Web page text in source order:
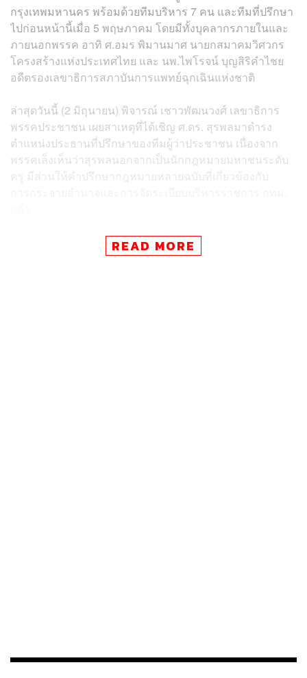
กรุงเทพมหานคร พร้อมด้วยทีมบริหาร 7 คน และทีมที่ปรึกษา
ไปก่อนหน้านี้เมื่อ 5 พฤษภาคม โดยมีทั้งบุคลากรภายในและ
ภายนอกพรรค อาทิ ศ.อมร พิมานมาศ นายกสมาคมวิศวกร
โครงสร้างแห่งประเทศไทย และ นพ.ไพโรจน์ บุญสิริคำไชย
อดีตรองเลขาธิการสภาบันการแพทย์ฉุกเฉินแห่งชาติ
ล่าสุดวันนี้ (2 มิถุนายน) พิจารณ์ เชาวพัฒนวงศ์ เลขาธิการ
พรรคประชาชน เผยสาเหตุที่ได้เชิญ ศ.ดร. สุรพลมาดำรง
ตำแหน่งประธานที่ปรึกษาของทีมผู้ว่าประชาชน เนื่องจาก
พรรคเล็งเห็นว่าสุรพลนอกจากเป็นนักกฎหมายมหาชนระดับ
ครู มีส่วนให้คำปรึกษากฎหมายหลายฉบับที่เกี่ยวข้องกับ
สุรพลยังถือเป็นผู้มีประสบการณ์ในส่วนราชการ กทม. เคยได้
รับแต่งตั้งให้ดำรงตำแหน่งประธานกรรมการ (ประธาน
READ MORE